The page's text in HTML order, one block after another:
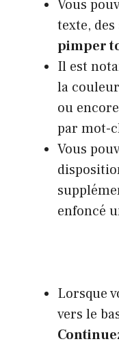
Vous
texte,
pimper
Il est
la
ou
par mot-
Vous
enfoncé
Lorsque
vers le